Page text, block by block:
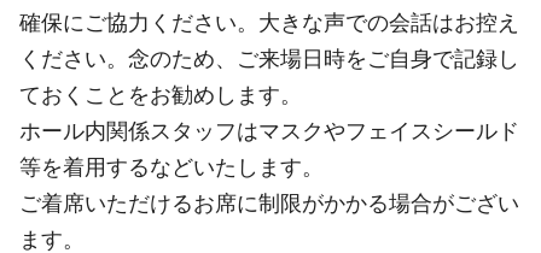
確保にご協力ください。大きな声での会話はお控え
ください。念のため、ご来場日時をご自身で記録し
ておくことをお勧めします。
ホール内関係スタッフはマスクやフェイスシールド
等を着用するなどいたします。
ご着席いただけるお席に制限がかかる場合がござい
ます。